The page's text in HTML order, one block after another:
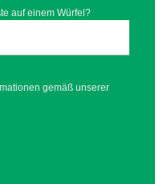
auf einem Würfel?
gemäß unserer